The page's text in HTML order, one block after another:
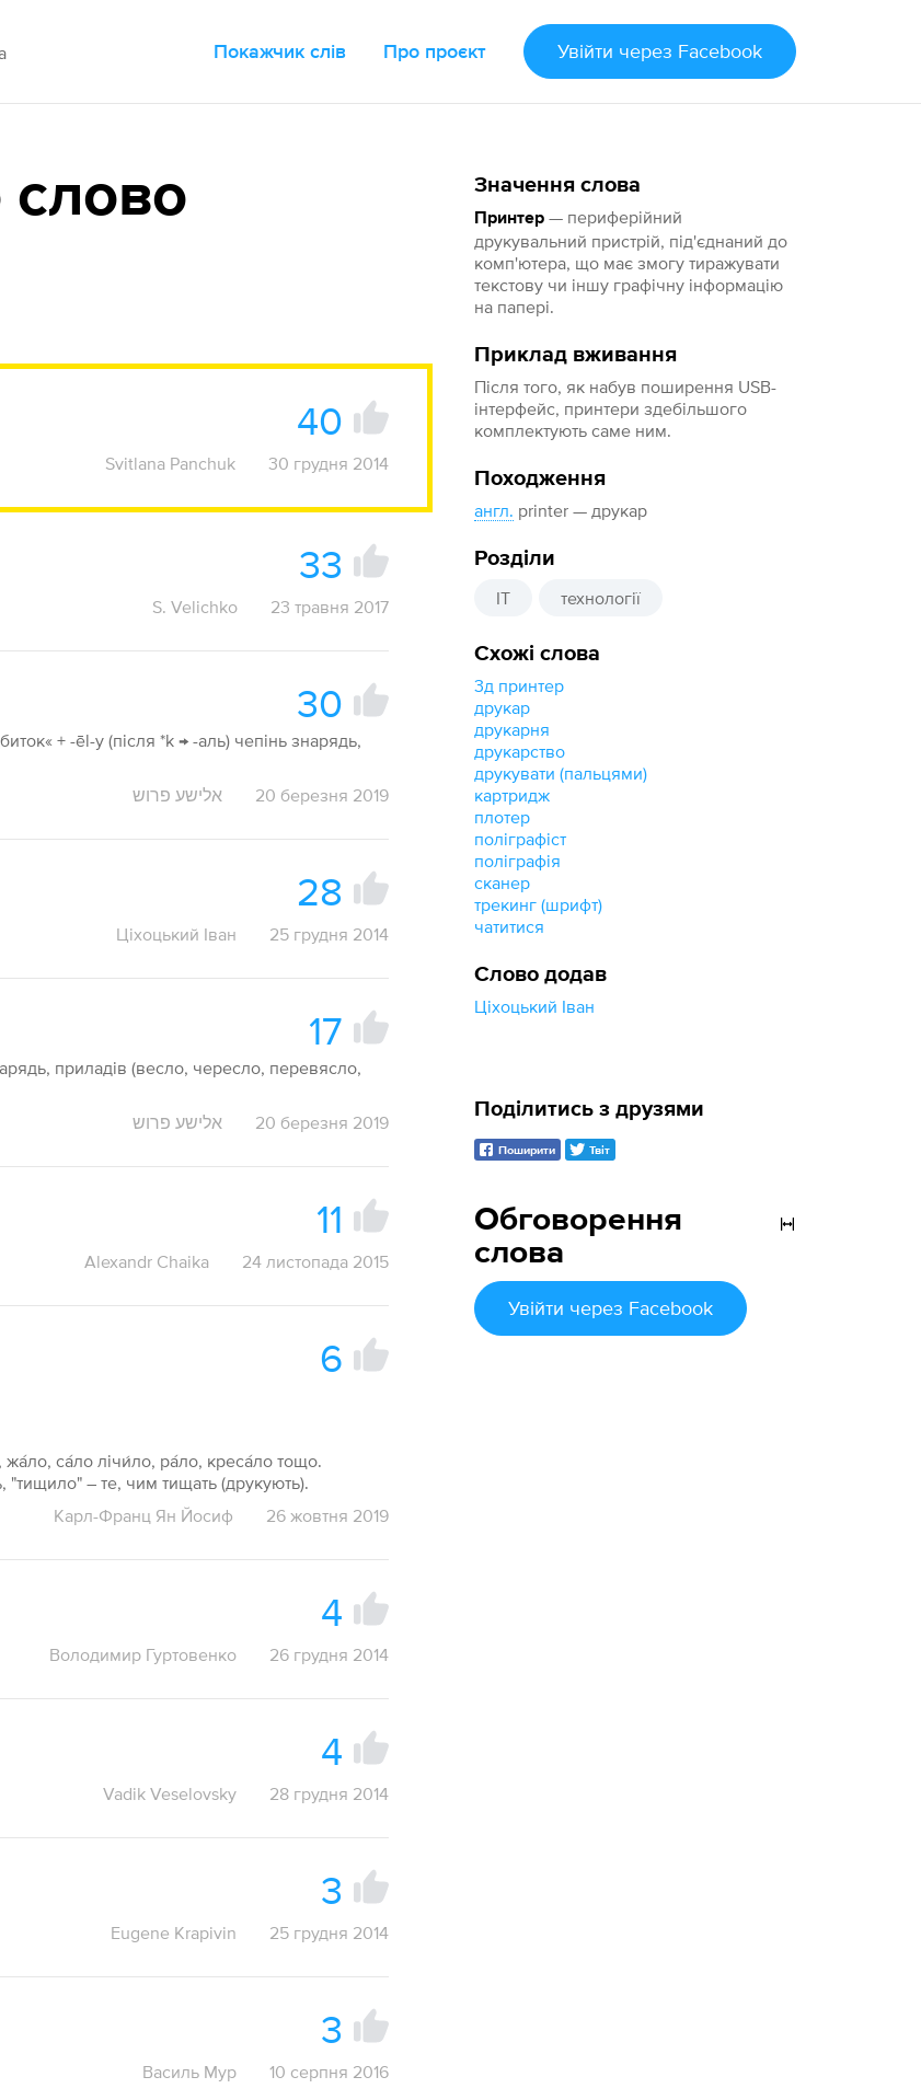
Покажчик слів Про проєкт Увійти через Facebook
Значення слова
Принтер — периферійний
друкувальний пристрій, під'єднаний до
комп'ютера, що має змогу тиражувати
текстову чи іншу графічну інформацію
на папері.
Приклад вживання
Після того, як набув поширення USB-
інтерфейс, принтери здебільшого
комплектують саме ним.
Походження
англ. printer — друкар
Розділи
IT технології
Схожі слова
3д принтер
друкар
друкарня
друкарство
друкувати (пальцями)
картридж
плотер
поліграфіст
поліграфія
сканер
трекинг (шрифт)
чатитися
Слово додав
Ціхоцький Іван
40
Svitlana Panchuk 30 грудня 2014
33
S. Velichko 23 травня 2017
30
+ -ēl-y (після *k → -аль) чепінь знарядь,
אלישע פרוש 20 березня 2019
28
Ціхоцький Іван 25 грудня 2014
17
приладів (весло, чересло, перевясло,
אלישע פרוש 20 березня 2019
11
Alexandr Chaika 24 листопада 2015
6
жа́ло, са́ло лічи́ло, ра́ло, креса́ло тощо.
"тищило" – те, чим тищать (друкують).
Карл-Франц Ян Йосиф 26 жовтня 2019
4
Володимир Гуртовенко 26 грудня 2014
4
Vadik Veselovsky 28 грудня 2014
3
Eugene Krapivin 25 грудня 2014
3
Василь Мур 10 серпня 2016
Обговорення
слова
Увійти через Facebook
Поділитись з друзями
Поширити Твіт